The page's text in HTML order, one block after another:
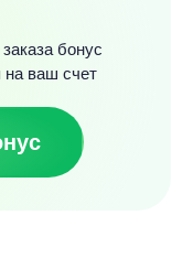
бонус
на ваш счет